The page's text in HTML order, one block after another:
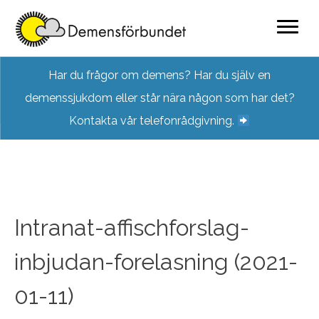
content
Har du frågor om demens? Har du själv en
demenssjukdom eller står nära någon som har det?
Kontakta vår telefonrådgivning.
Intranat-affischforslag-
inbjudan-forelasning (2021-
01-11)